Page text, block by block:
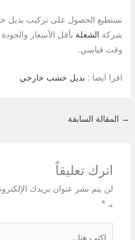
تستطيع الحصول على تركيب بديل
شركة الشعلة بأقل الأسعار
وقت قياسي.
اقرا ايضا : بديل خشب خارجي
→ المقالة السابقة
اترك تعليقاً
لن يتم نشر عنوان بريدك
بـ *